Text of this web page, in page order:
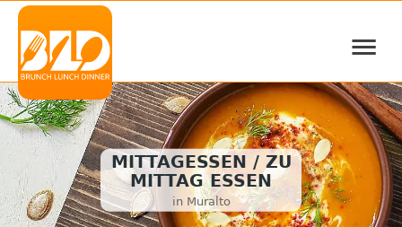
≡
MITTAGESSEN / ZU
MITTAG ESSEN
in Muralto